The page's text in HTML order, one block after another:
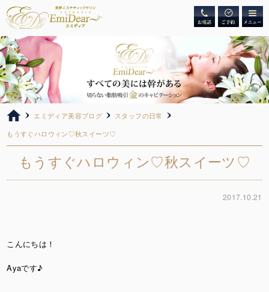
エミディア美容ブログ
スタッフの日常
もうすぐハロウィン♡秋スイーツ♡
もうすぐハロウィン♡秋スイーツ♡
2017.10.21
こんにちは！
Ayaです♪